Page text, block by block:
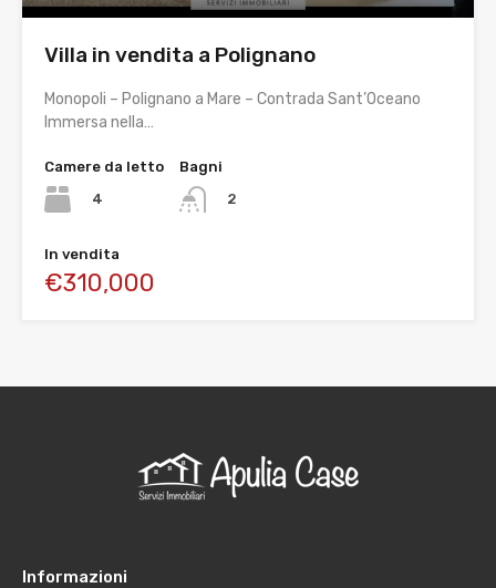
Villa in vendita a Polignano
Monopoli – Polignano a Mare – Contrada Sant’Oceano
Immersa nella…
Camere da letto
4
Bagni
2
In vendita
€310,000
Informazioni